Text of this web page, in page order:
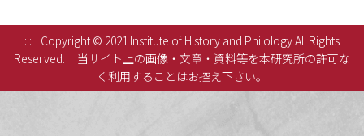
:::
Copyright © 2021 Institute of History and Philology All Rights
Reserved.
当サイト上の画像・文章・資料等を本研究所の許可な
く利用することはお控え下さい。